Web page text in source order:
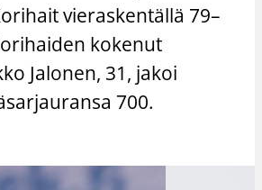
vieraskentällä 79–
kokenut
Jalonen, 31, jakoi
700.